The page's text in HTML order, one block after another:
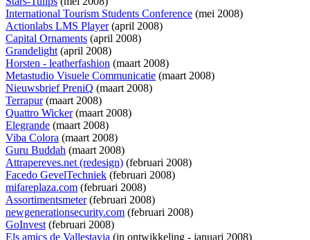
International Tourism Students Conference (mei 2008)
Actionlabs LMS Player(april 2008)
Capital Ornaments (april 2008)
Grandelight(april 2008)
Horsten - leatherfashion (maart 2008)
Metastudio Visuele Communicatie (maart 2008)
Nieuwsbrief PreniQ (maart 2008)
Terrapur(maart 2008)
Quattro Wicker(maart 2008)
Elegrande (maart 2008)
Viba Colora (maart 2008)
Guru Buddah (maart 2008)
Attrapereves.net (redesign) (februari 2008)
Facedo GevelTechniek (februari 2008)
mifareplaza.com (februari 2008)
Assortimentsmeter(februari 2008)
newgenerationsecurity.com (februari 2008)
GoInvest(februari 2008)
Els amics de Vallestavia (in ontwikkeling - januari 2008)